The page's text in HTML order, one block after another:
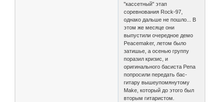
"кассетный" этап
соревнования Rock-97,
однако дальше не пошло... В
этом же месяце они
выпустили очередное демо
Peacemaker, летом было
затишье, а осенью группу
поразил кризис, и
оригинального басиста Pena
попросили передать бас-
гитару вышеупомянутому
Make, который до этого был
вторым гитаристом.